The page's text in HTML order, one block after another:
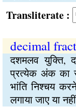
:
decimal
दशमलव युक्ति,
प्रत्येक अंक का
भांति निश्चय
लगाया जाए या